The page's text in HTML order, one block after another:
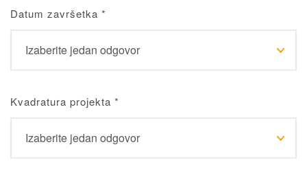
Datum završetka *
Kvadratura projekta *